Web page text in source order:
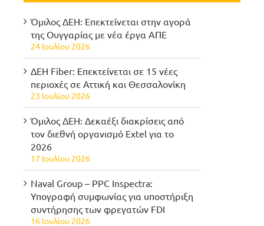
Όμιλος ΔΕΗ: Επεκτείνεται στην αγορά
της Ουγγαρίας με νέα έργα ΑΠΕ
24 Ιουλίου 2026
ΔΕΗ Fiber: Επεκτείνεται σε 15 νέες
περιοχές σε Αττική και Θεσσαλονίκη
23 Ιουλίου 2026
Όμιλος ΔΕΗ: Δεκαέξι διακρίσεις από
τον διεθνή οργανισμό Extel για το
2026
17 Ιουλίου 2026
Naval Group – PPC Inspectra:
Υπογραφή συμφωνίας για υποστήριξη
συντήρησης των φρεγατών FDI
16 Ιουλίου 2026